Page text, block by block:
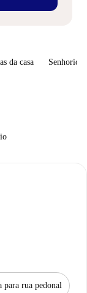
da casa Senhorio
para rua pedonal